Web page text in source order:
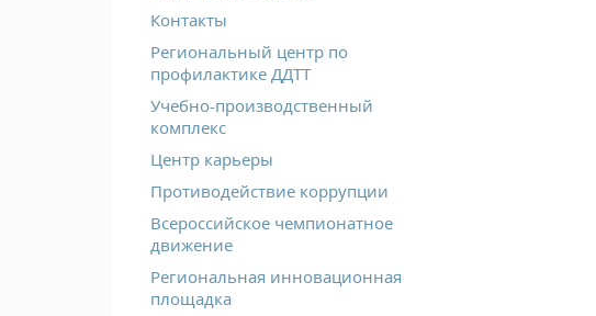
Контакты
Региональный центр по
профилактике ДДТТ
Учебно-производственный
комплекс
Центр карьеры
Противодействие коррупции
Всероссийское чемпионатное
движение
Региональная инновационная
площадка